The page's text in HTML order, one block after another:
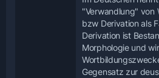
"Verwandlung" von
bzw Derivation als
Derivation ist
Morphologie und
Gegensatz zur